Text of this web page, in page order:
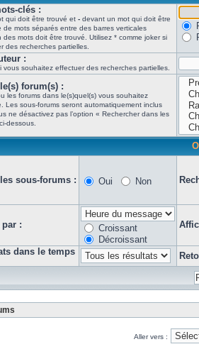
clés :
qui doit être trouvé et - devant un mot qui doit être
de mots séparés entre des barres verticales
des mots doit être trouvé. Utilisez * comme joker si
des recherches partielles.
:
vous souhaitez effectuer des recherches partielles.
forum(s) :
les forums dans le(s)quel(s) vous souhaitez
Les sous-forums seront automatiquement inclus
ne désactivez pas l’option « Rechercher dans les
dessous.
sous-forums : Oui Non
:
Croissant
Décroissant
dans le temps
Aller vers :